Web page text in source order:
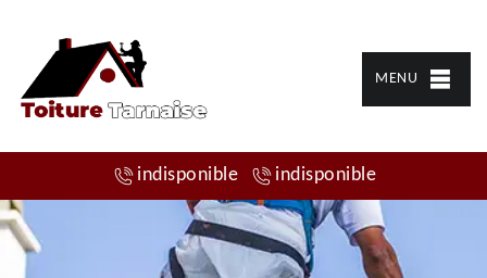
MENU
indisponible indisponible